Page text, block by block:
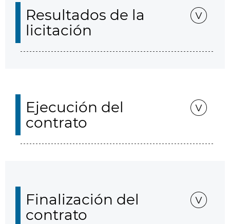
Resultados de la
licitación
Ejecución del
contrato
Finalización del
contrato